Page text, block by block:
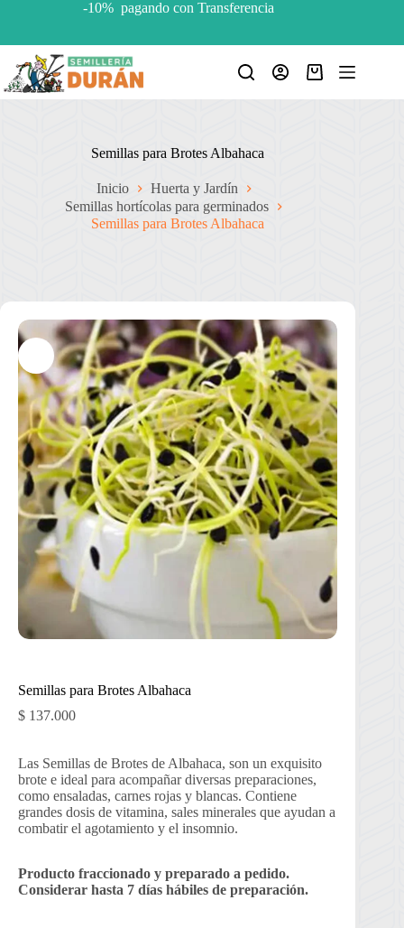
-10% pagando con Transferencia
Carro
Semillas para Brotes Albahaca
Inicio
Huerta y Jardín
Semillas hortícolas para germinados
Semillas para Brotes Albahaca
Semillas para Brotes Albahaca
$ 137.000
Las Semillas de Brotes de Albahaca, son un exquisito
brote e ideal para acompañar diversas preparaciones,
como ensaladas, carnes rojas y blancas. Contiene
grandes dosis de vitamina, sales minerales que ayudan a
combatir el agotamiento y el insomnio.
Producto fraccionado y preparado a pedido.
Considerar hasta 7 días hábiles de preparación.